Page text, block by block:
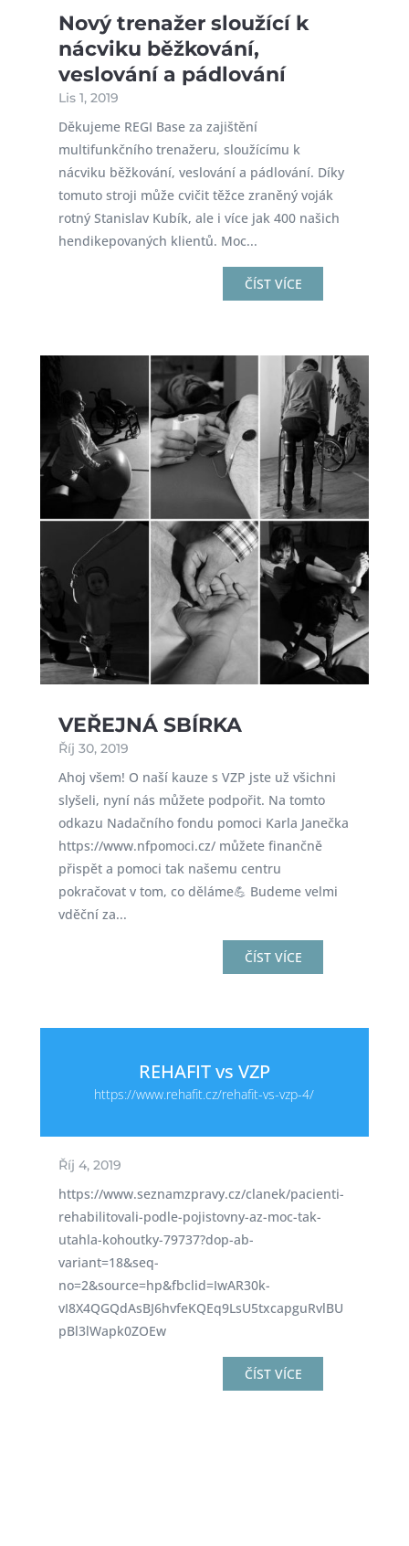
Nový trenažer sloužící k
nácviku běžkování,
veslování a pádlování
Lis 1, 2019
Děkujeme REGI Base za zajištění
multifunkčního trenažeru, sloužícímu k
nácviku běžkování, veslování a pádlování. Díky
tomuto stroji může cvičit těžce zraněný voják
rotný Stanislav Kubík, ale i více jak 400 našich
hendikepovaných klientů. Moc...
ČÍST VÍCE
VEŘEJNÁ SBÍRKA
Říj 30, 2019
Ahoj všem! O naší kauze s VZP jste už všichni
slyšeli, nyní nás můžete podpořit. Na tomto
odkazu Nadačního fondu pomoci Karla Janečka
https://www.nfpomoci.cz/ můžete finančně
přispět a pomoci tak našemu centru
pokračovat v tom, co děláme💪 Budeme velmi
vděční za...
ČÍST VÍCE
REHAFIT vs VZP
https://www.rehafit.cz/rehafit-vs-vzp-4/
Říj 4, 2019
https://www.seznamzpravy.cz/clanek/pacienti-
rehabilitovali-podle-pojistovny-az-moc-tak-
utahla-kohoutky-79737?dop-ab-
variant=18&seq-
no=2&source=hp&fbclid=IwAR30k-
vI8X4QGQdAsBJ6hvfeKQEq9LsU5txcapguRvlBU
pBl3lWapk0ZOEw
ČÍST VÍCE